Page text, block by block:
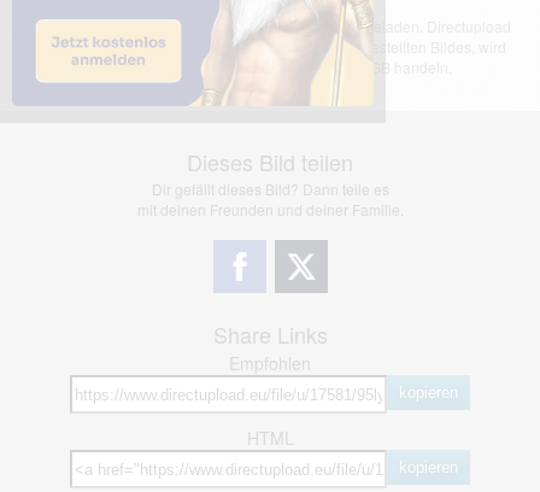
Das dargestellte Bild wurde von einem Nutzer hochgeladen. Directupload
übernimmt keinerlei Haftung für den Inhalt des dargestellten Bildes, wird
jedoch bei Verstößen nach §2(3) unserer AGB handeln.
Dieses Bild teilen
Dir gefällt dieses Bild? Dann teile es
mit deinen Freunden und deiner Familie.
Share Links
Empfohlen
kopieren
HTML
kopieren